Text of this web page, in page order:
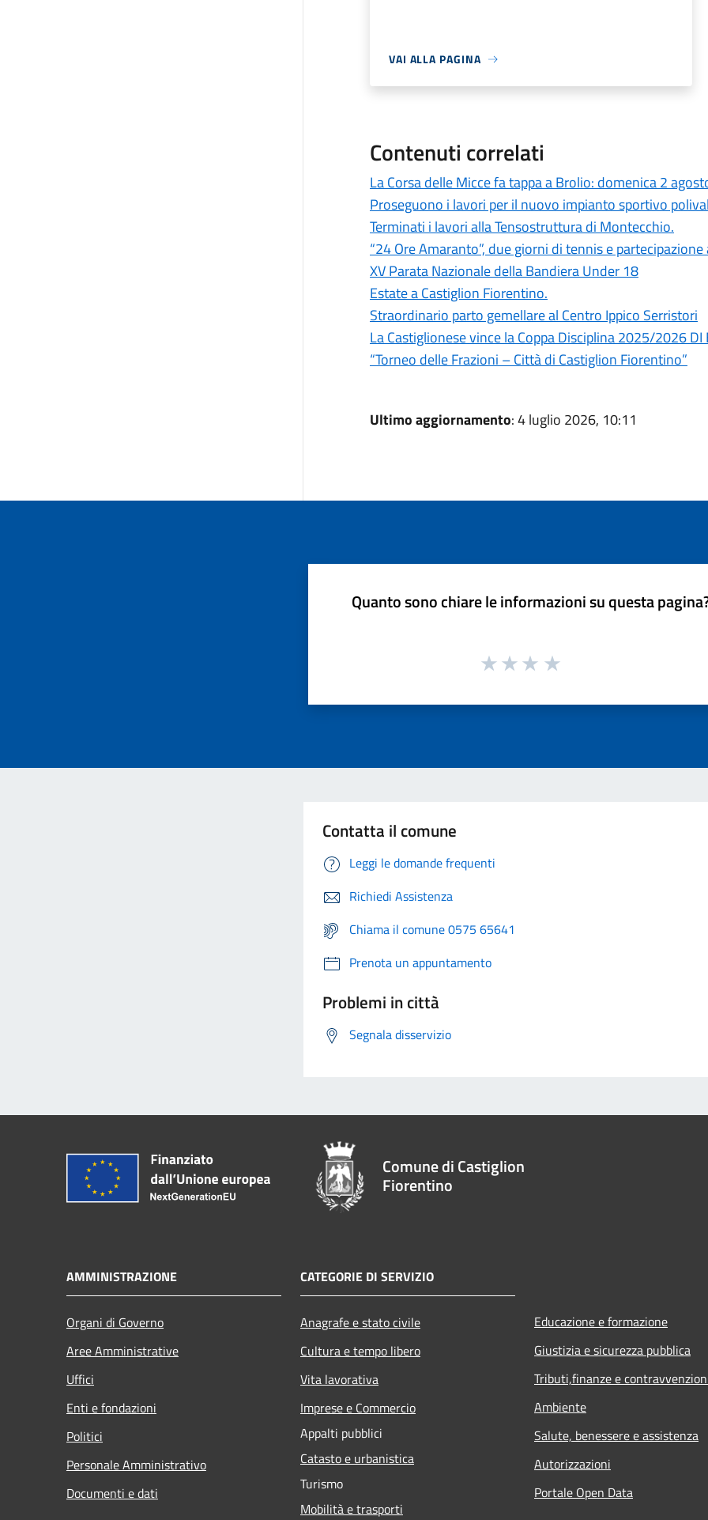
VAI ALLA PAGINA
Contenuti correlati
La Corsa delle Micce fa tappa a Brolio: domenica 2
Proseguono i lavori per il nuovo impianto sportivo
Terminati i lavori alla Tensostruttura di Montecchio.
“24 Ore Amaranto”, due giorni di tennis e
XV Parata Nazionale della Bandiera Under 18
Estate a Castiglion Fiorentino.
Straordinario parto gemellare al Centro Ippico Serristori
La Castiglionese vince la Coppa Disciplina 2025/2026 DI
“Torneo delle Frazioni – Città di Castiglion Fiorentino”
Ultimo aggiornamento: 4 luglio 2026, 10:11
Quanto sono chiare le informazioni su questa
Contatta il comune
Leggi le domande frequenti
Richiedi Assistenza
Chiama il comune 0575 65641
Prenota un appuntamento
Problemi in città
Segnala disservizio
Comune di Castiglion
Fiorentino
AMMINISTRAZIONE
Organi di Governo
Aree Amministrative
Uffici
Enti e fondazioni
Politici
Personale Amministrativo
Documenti e dati
CATEGORIE DI SERVIZIO
Anagrafe e stato civile
Cultura e tempo libero
Vita lavorativa
Imprese e Commercio
Appalti pubblici
Catasto e urbanistica
Turismo
Mobilità e trasporti
Educazione e formazione
Giustizia e sicurezza pubblica
Tributi,finanze e
Ambiente
Salute, benessere e assistenza
Autorizzazioni
Portale Open Data